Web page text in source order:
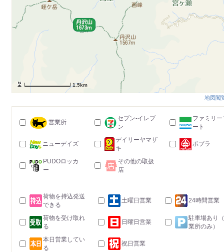
1.5km
地図閲
営業所
セブン-イレブ
ン
ファミリー
ート
ニューデイズ
デイリーヤマザ
キ
ポプラ
PUDOロッカ
ー
その他の取扱
店
荷物を持込発送
できる
土曜日営業 24時間営業
荷物を受け取れ
る
日曜日営業
駐車場あり
業所のみ）
本日営業してい
る
祝日営業